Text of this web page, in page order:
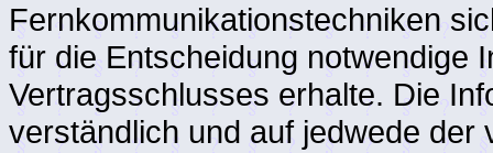
Fernkommunikationstechniken
für die Entscheidung notwendige
Vertragsschlusses erhalte. Die
verständlich und auf jedwede der